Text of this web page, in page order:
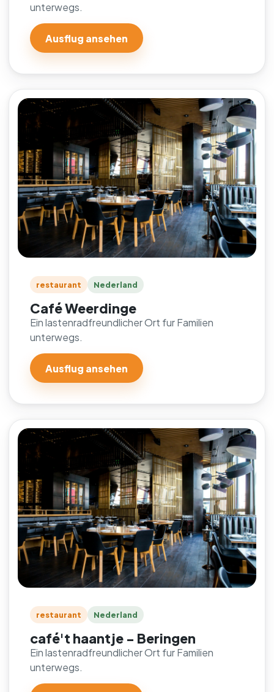
unterwegs.
Ausflug ansehen
restaurant Nederland
Café Weerdinge
Ein lastenradfreundlicher Ort fur Familien
unterwegs.
Ausflug ansehen
restaurant Nederland
café't haantje - Beringen
Ein lastenradfreundlicher Ort fur Familien
unterwegs.